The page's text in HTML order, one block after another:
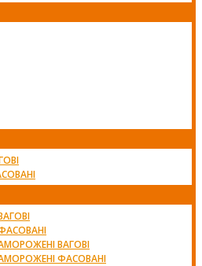
ВАГОВІ
ФАСОВАНІ